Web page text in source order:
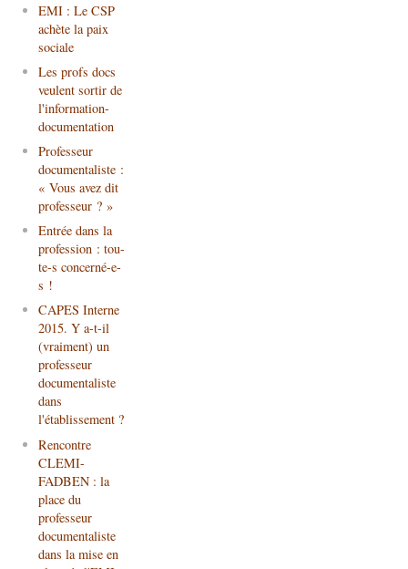
EMI : Le CSP
achète la paix
sociale
Les profs docs
veulent sortir de
l'information-
documentation
Professeur
documentaliste :
« Vous avez dit
professeur ? »
Entrée dans la
profession : tou-
te-s concerné-e-
s !
CAPES Interne
2015. Y a-t-il
(vraiment) un
professeur
documentaliste
dans
l'établissement ?
Rencontre
CLEMI-
FADBEN : la
place du
professeur
documentaliste
dans la mise en